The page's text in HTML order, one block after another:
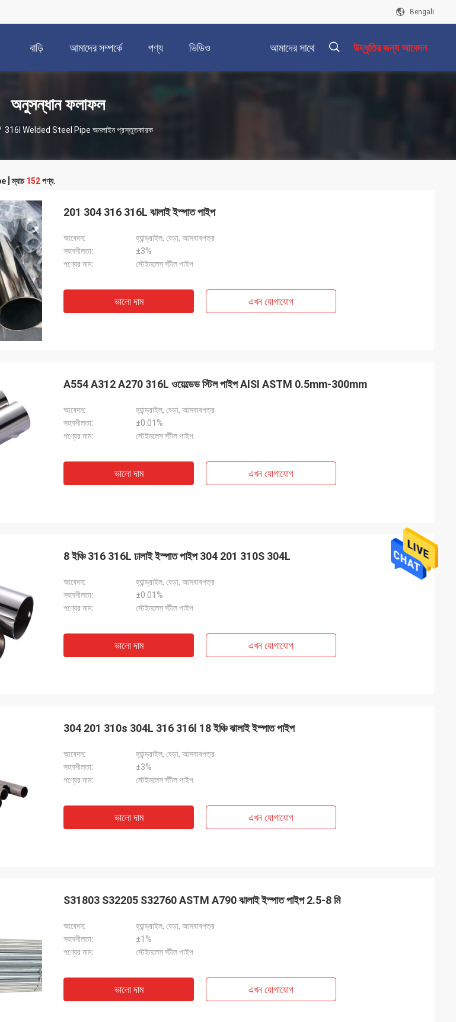
Bengali
বাড়ি আমাদের সম্পর্কে পণ্য ভিডিও আমাদের সাথে উদ্ধৃতির জন্য আবেদন
অনুসন্ধান ফলাফল
316l Welded Steel Pipe অনলাইন প্রস্তুতকারক
jeetsohil
] ম্যাচ152পণ্য.
201 304 316 316L ঝালাই ইস্পাত পাইপ
আবেদন:
হ্যান্ড্রাইল, বেড়া, আসবাবপত্র
সহনশীলতা:
±3%
পণ্যের নাম:
স্টেইনলেস স্টীল পাইপ
ভালো দাম এখন যোগাযোগ
A554 A312 A270 316L ওয়েল্ডেড স্টিল পাইপ AISI ASTM 0.5mm-300mm
আবেদন:
হ্যান্ড্রাইল, বেড়া, আসবাবপত্র
সহনশীলতা:
±0.01%
পণ্যের নাম:
স্টেইনলেস স্টীল পাইপ
ভালো দাম এখন যোগাযোগ
8 ইঞ্চি 316 316L ঢালাই ইস্পাত পাইপ 304 201 310S 304L
আবেদন:
হ্যান্ড্রাইল, বেড়া, আসবাবপত্র
সহনশীলতা:
±0.01%
পণ্যের নাম:
স্টেইনলেস স্টীল পাইপ
ভালো দাম এখন যোগাযোগ
304 201 310s 304L 316 316l 18 ইঞ্চি ঝালাই ইস্পাত পাইপ
আবেদন:
হ্যান্ড্রাইল, বেড়া, আসবাবপত্র
সহনশীলতা:
±3%
পণ্যের নাম:
স্টেইনলেস স্টীল পাইপ
ভালো দাম এখন যোগাযোগ
S31803 S32205 S32760 ASTM A790 ঝালাই ইস্পাত পাইপ 2.5-8 মি
আবেদন:
হ্যান্ড্রাইল, বেড়া, আসবাবপত্র
সহনশীলতা:
±1%
পণ্যের নাম:
স্টেইনলেস স্টীল পাইপ
ভালো দাম এখন যোগাযোগ